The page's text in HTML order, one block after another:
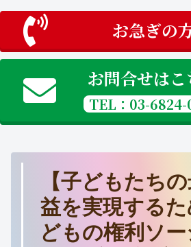
お急ぎの
お問合せはこ
TEL：03-6824-
【子どもたち
益を実現する
どもの権利ソ